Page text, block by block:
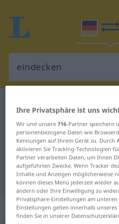
Deutsch-
für "eindecken"
"eindecken"
Übersetzung
„eindecken“:
Ihre Privatsphäre ist uns
Wir und unsere716-Partner speichern
personenbezogene Daten wie
Kennungen auf Ihrem Gerät zu. Durch
aktivieren Sie Tracking-Technologien
Partner verarbeiten Daten, um Ihnen
aufgeführten Zwecke. Wenn Tracker
Inhalte und Anzeigen möglicherweise
können dieses Menü jederzeit wieder
ändern oder Ihre Einwilligung zu
Privatsphäre-Einstellungen am
Einstellungen gelten innerhalb
finden Sie in unserer